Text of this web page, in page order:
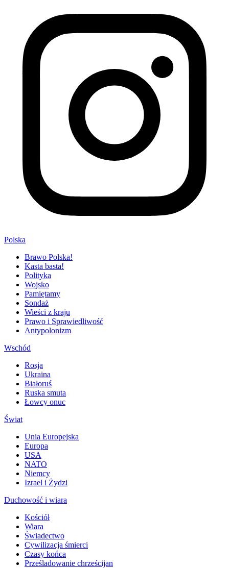
Polska
Brawo Polska!
Kasta basta!
Polityka
Wojsko
Pamiętamy
Sondaż
Wieści z kraju
Prawo i Sprawiedliwość
Antypolonizm
Wschód
Rosja
Ukraina
Białoruś
Ruska smuta
Łowcy onuc
Świat
Unia Europejska
Europa
USA
NATO
Niemcy
Izrael i Żydzi
Duchowość i wiara
Kościół
Wiara
Świadectwo
Cywilizacja śmierci
Czasy końca
Prześladowanie chrześcijan